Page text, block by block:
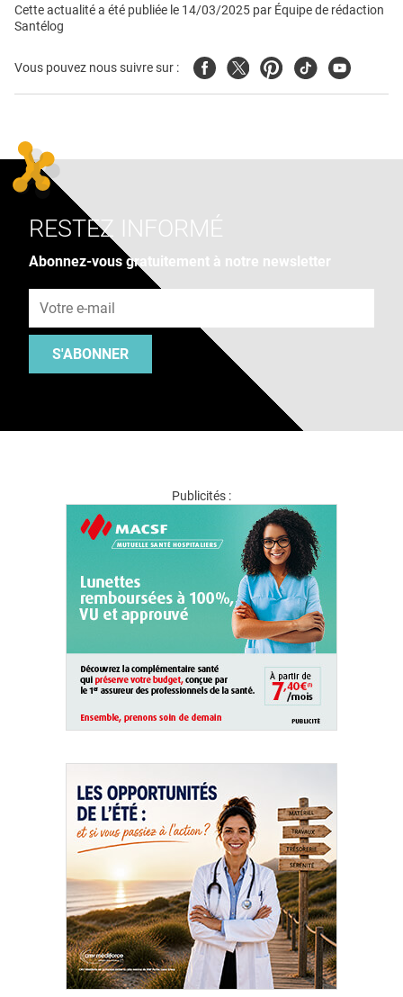
Cette actualité a été publiée le 14/03/2025 par Équipe de rédaction
Santélog
Vous pouvez nous suivre sur : FacebookTwitterPinterest
TiktokYoutube
RESTEZ INFORMÉ
Abonnez-vous gratuitement à notre newsletter
S'ABONNER
Publicités :